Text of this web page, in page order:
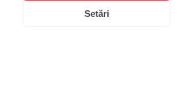
Setări
Întrebări frecvente